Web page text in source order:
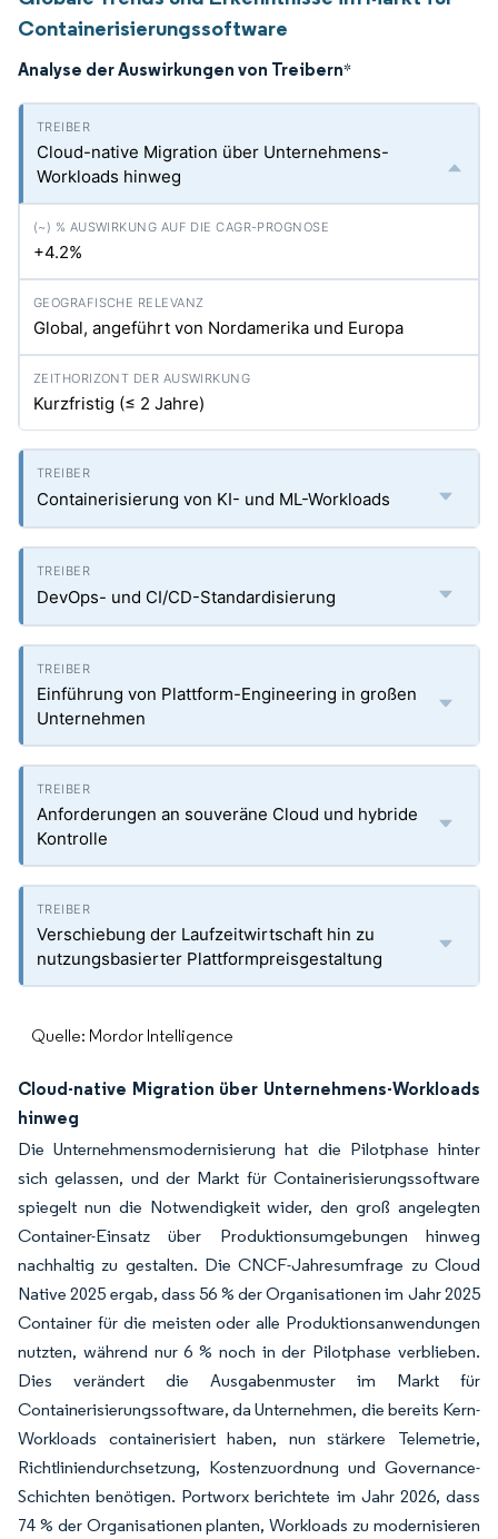
Containerisierungssoftware
Analyse der Auswirkungen von Treibern*
Cloud-native Migration über Unternehmens-
Workloads hinweg
+4.2%
Global, angeführt von Nordamerika und Europa
Kurzfristig (≤ 2 Jahre)
Containerisierung von KI- und ML-Workloads
DevOps- und CI/CD-Standardisierung
Einführung von Plattform-Engineering in großen
Unternehmen
Anforderungen an souveräne Cloud und hybride
Kontrolle
Verschiebung der Laufzeitwirtschaft hin zu
nutzungsbasierter Plattformpreisgestaltung
Quelle: Mordor Intelligence
Cloud-native Migration über Unternehmens-Workloads
hinweg
Die Unternehmensmodernisierung hat die Pilotphase hinter
sich gelassen, und der Markt für Containerisierungssoftware
spiegelt nun die Notwendigkeit wider, den groß angelegten
Container-Einsatz über Produktionsumgebungen hinweg
nachhaltig zu gestalten. Die CNCF-Jahresumfrage zu Cloud
Native 2025 ergab, dass 56 % der Organisationen im Jahr 2025
Container für die meisten oder alle Produktionsanwendungen
nutzten, während nur 6 % noch in der Pilotphase verblieben.
Dies verändert die Ausgabenmuster im Markt für
Containerisierungssoftware, da Unternehmen, die bereits Kern-
Workloads containerisiert haben, nun stärkere Telemetrie,
Richtliniendurchsetzung, Kostenzuordnung und Governance-
Schichten benötigen. Portworx berichtete im Jahr 2026, dass
74 % der Organisationen planten, Workloads zu modernisieren